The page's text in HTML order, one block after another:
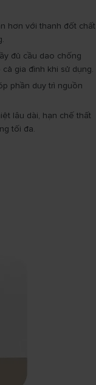
hơn với thanh đốt chất
đủ cầu dao chống
gia đình khi sử dụng.
phần duy trì nguồn
lâu dài, hạn chế thất
tối đa.